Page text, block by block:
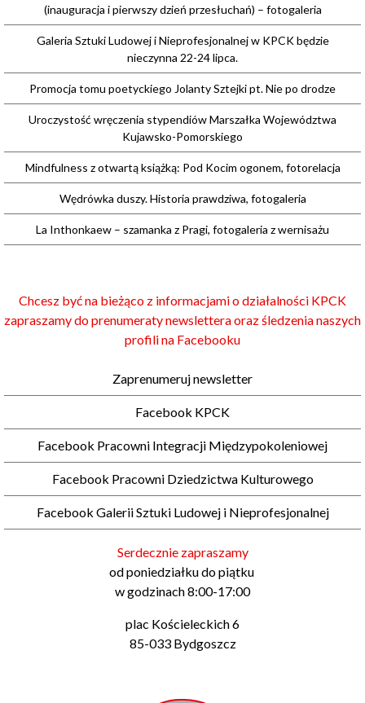
(inauguracja i pierwszy dzień przesłuchań) – fotogaleria
Galeria Sztuki Ludowej i Nieprofesjonalnej w KPCK będzie
nieczynna 22-24 lipca.
Promocja tomu poetyckiego Jolanty Sztejki pt. Nie po drodze
Uroczystość wręczenia stypendiów Marszałka Województwa
Kujawsko-Pomorskiego
Mindfulness z otwartą książką: Pod Kocim ogonem, fotorelacja
Wędrówka duszy. Historia prawdziwa, fotogaleria
La Inthonkaew – szamanka z Pragi, fotogaleria z wernisażu
Chcesz być na bieżąco z informacjami o działalności KPCK
zapraszamy do prenumeraty newslettera oraz śledzenia naszych
profili na Facebooku
Zaprenumeruj newsletter
Facebook KPCK
Facebook Pracowni Integracji Międzypokoleniowej
Facebook Pracowni Dziedzictwa Kulturowego
Facebook Galerii Sztuki Ludowej i Nieprofesjonalnej
Serdecznie zapraszamy
od poniedziałku do piątku
w godzinach 8:00-17:00
plac Kościeleckich 6
85-033 Bydgoszcz